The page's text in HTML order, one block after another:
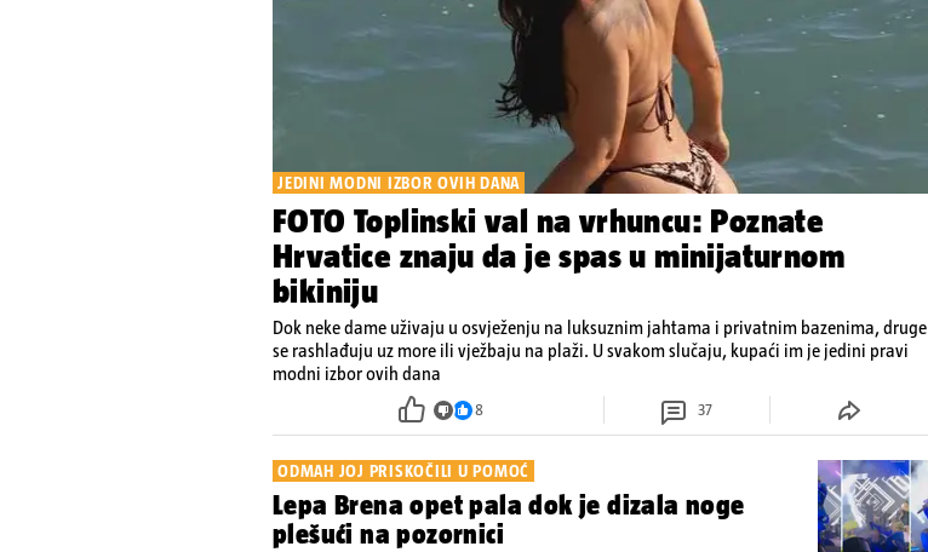
JEDINI MODNI IZBOR OVIH DANA
FOTO Toplinski val na vrhuncu: Poznate
Hrvatice znaju da je spas u minijaturnom
bikiniju
Dok neke dame uživaju u osvježenju na luksuznim jahtama i privatnim bazenima, druge
se rashlađuju uz more ili vježbaju na plaži. U svakom slučaju, kupaći im je jedini pravi
modni izbor ovih dana
8 37
ODMAH JOJ PRISKOČILI U POMOĆ
Lepa Brena opet pala dok je dizala noge
plešući na pozornici